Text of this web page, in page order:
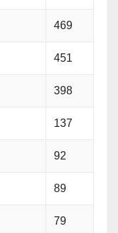
469
451
398
137
92
89
79